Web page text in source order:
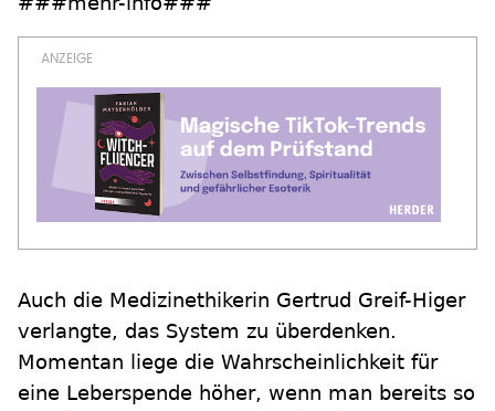
Auch die Medizinethikerin Gertrud Greif-Higer
verlangte, das System zu überdenken.
Momentan liege die Wahrscheinlichkeit für
eine Leberspende höher, wenn man bereits so